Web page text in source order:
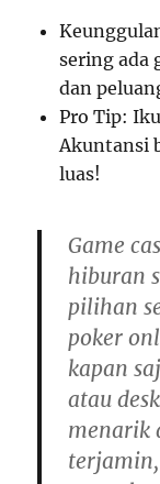
sering ada
dan
Pro Tip:
Akuntansi
luas!
Game
hiburan
pilihan
poker
kapan
atau
menarik